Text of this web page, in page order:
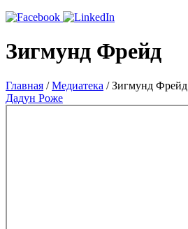
Зигмунд Фрейд
Главная /Медиатека /Зигмунд Фрейд
Дадун Роже